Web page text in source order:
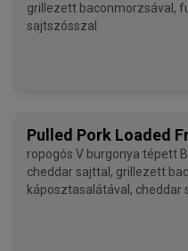
grillezett baconmorzsával,
sajtszósszal
Pulled Pork Loaded
ropogós V burgonya tépett
cheddar sajttal, grillezett
káposztasalátával, cheddar